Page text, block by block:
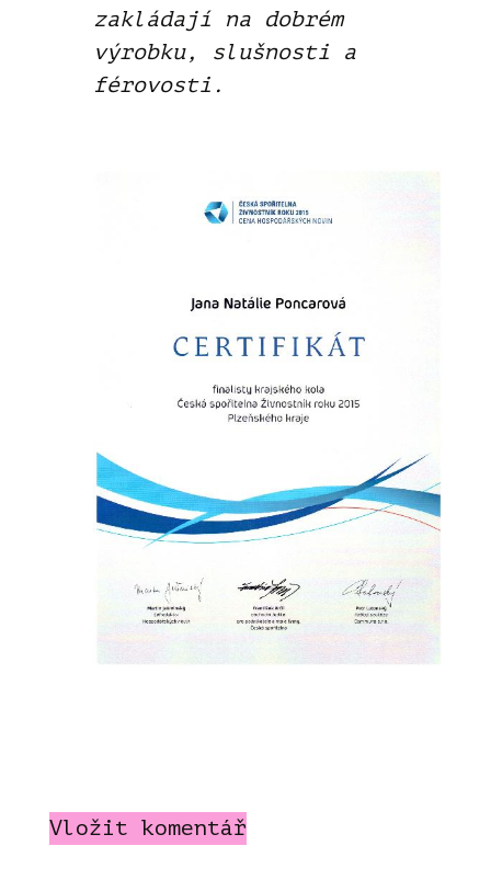
zakládají na dobrém
výrobku, slušnosti a
férovosti.
Vložit komentář